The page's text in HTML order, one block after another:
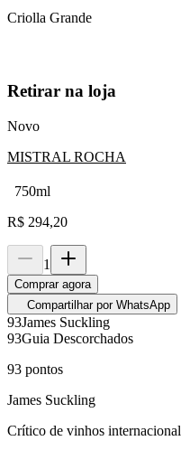
Criolla Grande
Retirar na loja
Novo
MISTRAL ROCHA
750ml
R$ 294,20
1
Comprar agora
Compartilhar por WhatsApp
93James Suckling
93Guia Descorchados
93 pontos
James Suckling
Crítico de vinhos internacional